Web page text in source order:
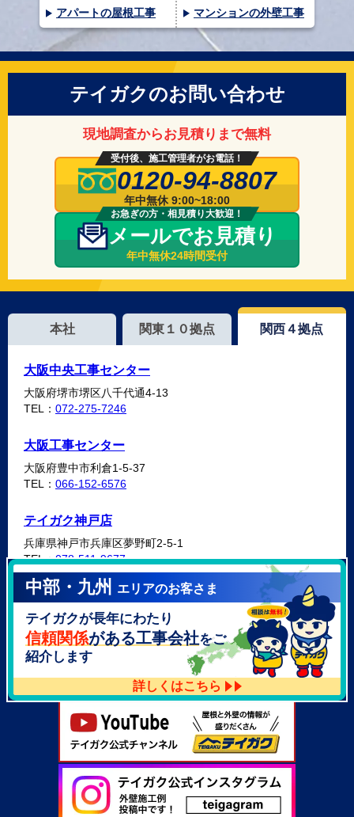
アパートの屋根工事 マンションの外壁工事
テイガクのお問い合わせ
現地調査からお見積りまで無料
受付後、施工管理者がお電話！
0120-94-8807
年中無休 9:00~18:00
お急ぎの方・相見積り大歓迎！
メールでお見積り
年中無休24時間受付
本社 関東１０拠点 関西４拠点
大阪中央工事センター
大阪府堺市堺区八千代通4-13
TEL： 072-275-7246
大阪工事センター
大阪府豊中市利倉1-5-37
TEL： 066-152-6576
テイガク神戸店
兵庫県神戸市兵庫区夢野町2-5-1
TEL：078-511-9677
テイガク泉北・泉南店
大阪府泉北郡忠岡町高月南3-14
TEL：072-521-2637
中部・九州 エリアのお客さま
テイガクが長年にわたり
信頼関係がある工事会社をご
紹介します
詳しくはこちら